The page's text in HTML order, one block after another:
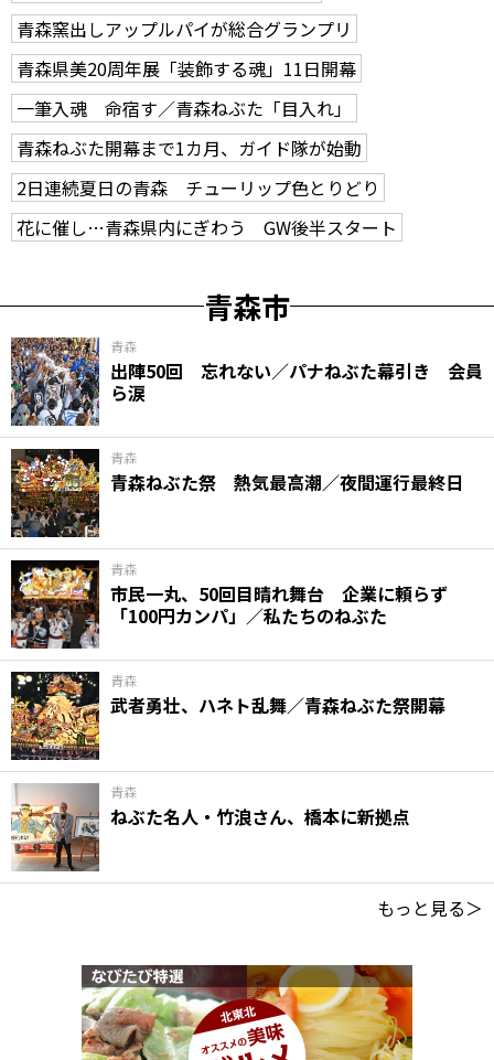
青森窯出しアップルパイが総合グランプリ
青森県美20周年展「装飾する魂」11日開幕
一筆入魂 命宿す／青森ねぶた「目入れ」
青森ねぶた開幕まで1カ月、ガイド隊が始動
2日連続夏日の青森 チューリップ色とりどり
花に催し…青森県内にぎわう GW後半スタート
青森市
青森
出陣50回 忘れない／パナねぶた幕引き 会員
ら涙
青森
青森ねぶた祭 熱気最高潮／夜間運行最終日
青森
市民一丸、50回目晴れ舞台 企業に頼らず
「100円カンパ」／私たちのねぶた
青森
武者勇壮、ハネト乱舞／青森ねぶた祭開幕
青森
ねぶた名人・竹浪さん、橋本に新拠点
もっと見る＞